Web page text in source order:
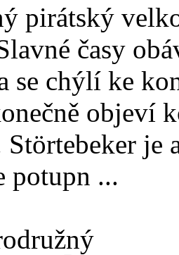
pirátský
časy
se chýlí ke
objeví
je
potupn ...